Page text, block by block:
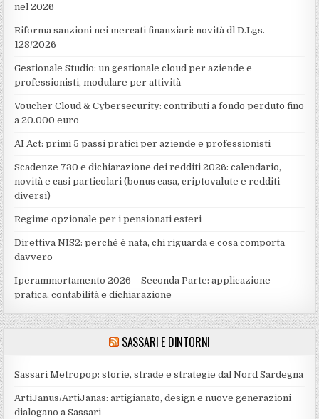
nel 2026
Riforma sanzioni nei mercati finanziari: novità dl D.Lgs.
128/2026
Gestionale Studio: un gestionale cloud per aziende e
professionisti, modulare per attività
Voucher Cloud & Cybersecurity: contributi a fondo perduto fino
a 20.000 euro
AI Act: primi 5 passi pratici per aziende e professionisti
Scadenze 730 e dichiarazione dei redditi 2026: calendario,
novità e casi particolari (bonus casa, criptovalute e redditi
diversi)
Regime opzionale per i pensionati esteri
Direttiva NIS2: perché è nata, chi riguarda e cosa comporta
davvero
Iperammortamento 2026 – Seconda Parte: applicazione
pratica, contabilità e dichiarazione
SASSARI E DINTORNI
Sassari Metropop: storie, strade e strategie dal Nord Sardegna
ArtiJanus/ArtiJanas: artigianato, design e nuove generazioni
dialogano a Sassari